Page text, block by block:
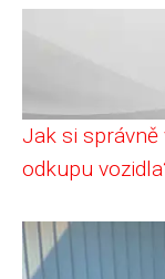
Jak si
odkupu